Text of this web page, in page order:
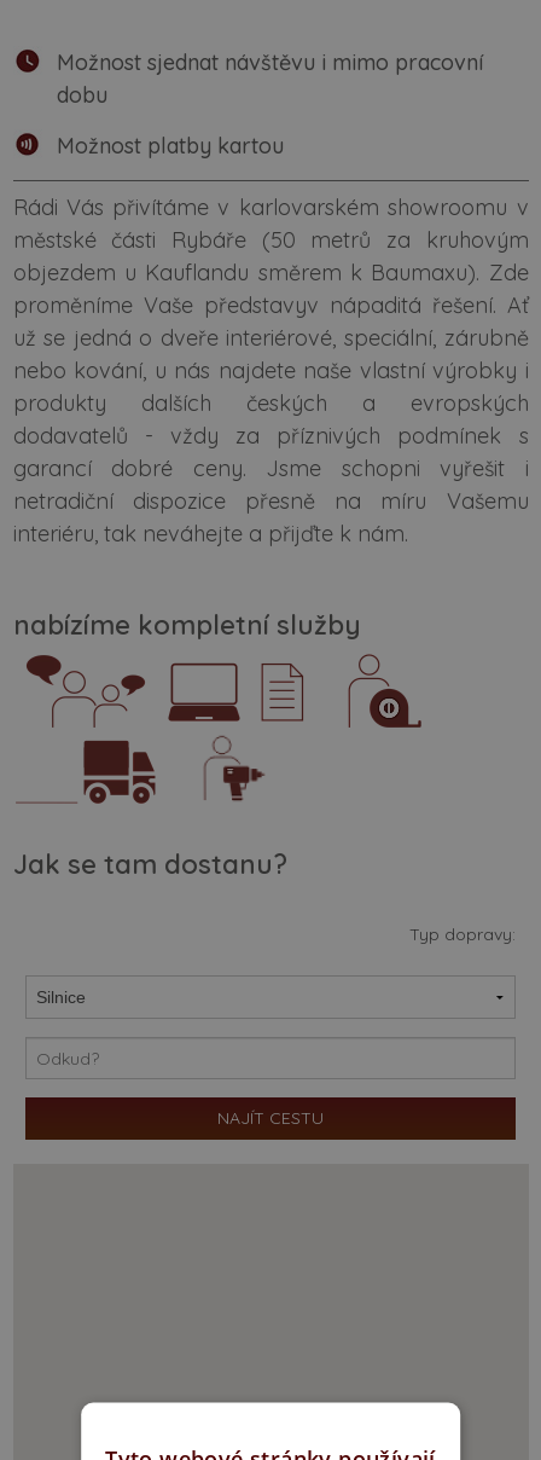
Možnost sjednat návštěvu i mimo pracovní
dobu
Možnost platby kartou
Rádi Vás přivítáme v karlovarském showroomu v
městské části Rybáře (50 metrů za kruhovým
objezdem u Kauflandu směrem k Baumaxu). Zde
proměníme Vaše představyv nápaditá řešení. Ať
už se jedná o dveře interiérové, speciální, zárubně
nebo kování, u nás najdete naše vlastní výrobky i
produkty dalších českých a evropských
dodavatelů - vždy za příznivých podmínek s
garancí dobré ceny. Jsme schopni vyřešit i
netradiční dispozice přesně na míru Vašemu
interiéru, tak neváhejte a přijďte k nám.
nabízíme kompletní služby
Jak se tam dostanu?
Typ dopravy: